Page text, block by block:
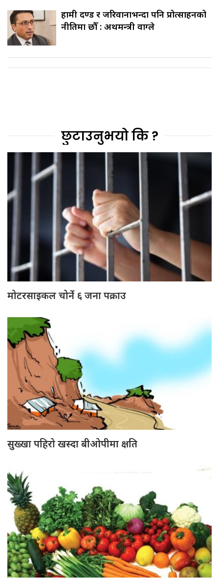
हामी दण्ड र जरिवानाभन्दा पनि प्रोत्साहनको
नीतिमा छौँ : अर्थमन्त्री वाग्ले
छुटाउनुभयो कि ?
मोटरसाइकल चोर्ने ६ जना पक्राउ
सुख्खा पहिरो खस्दा बीओपीमा क्षति